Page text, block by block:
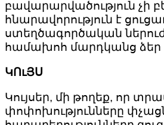
բավարարվածություն չի
հնարավորություն է
ստեղծագործական
համախոհ մարդկանց ձեր
ԿՈւՅՍ
Կույսեր, մի ​​թողեք, որ
փոփոխությունները